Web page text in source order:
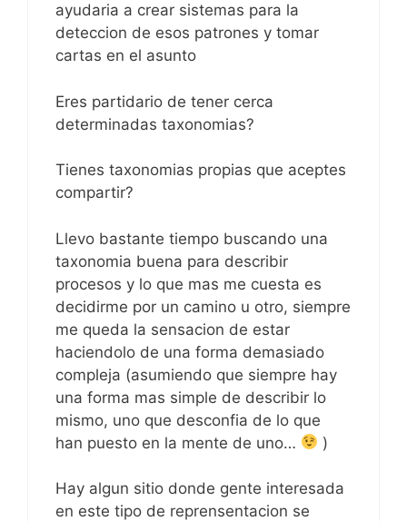
ayudaria a crear sistemas para la
deteccion de esos patrones y tomar
cartas en el asunto
Eres partidario de tener cerca
determinadas taxonomias?
Tienes taxonomias propias que aceptes
compartir?
Llevo bastante tiempo buscando una
taxonomia buena para describir
procesos y lo que mas me cuesta es
decidirme por un camino u otro, siempre
me queda la sensacion de estar
haciendolo de una forma demasiado
compleja (asumiendo que siempre hay
una forma mas simple de describir lo
mismo, uno que desconfia de lo que
han puesto en la mente de uno…
)
Hay algun sitio donde gente interesada
en este tipo de reprensentacion se